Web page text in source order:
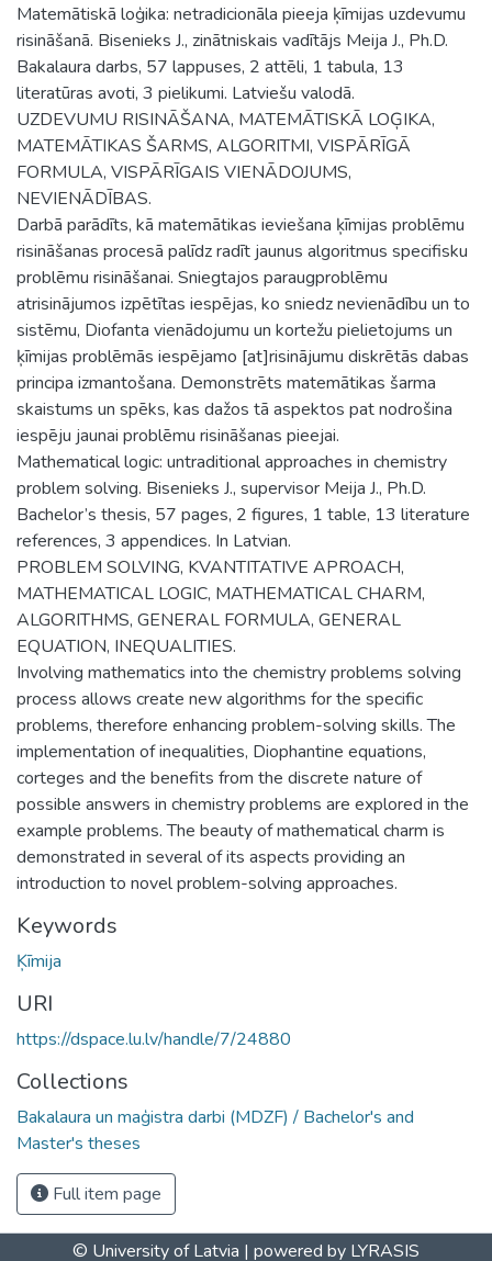
Matemātiskā loģika: netradicionāla pieeja ķīmijas uzdevumu
risināšanā. Bisenieks J., zinātniskais vadītājs Meija J., Ph.D.
Bakalaura darbs, 57 lappuses, 2 attēli, 1 tabula, 13
literatūras avoti, 3 pielikumi. Latviešu valodā.
UZDEVUMU RISINĀŠANA, MATEMĀTISKĀ LOĢIKA,
MATEMĀTIKAS ŠARMS, ALGORITMI, VISPĀRĪGĀ
FORMULA, VISPĀRĪGAIS VIENĀDOJUMS,
NEVIENĀDĪBAS.
Darbā parādīts, kā matemātikas ieviešana ķīmijas problēmu
risināšanas procesā palīdz radīt jaunus algoritmus specifisku
problēmu risināšanai. Sniegtajos paraugproblēmu
atrisinājumos izpētītas iespējas, ko sniedz nevienādību un to
sistēmu, Diofanta vienādojumu un kortežu pielietojums un
ķīmijas problēmās iespējamo [at]risinājumu diskrētās dabas
principa izmantošana. Demonstrēts matemātikas šarma
skaistums un spēks, kas dažos tā aspektos pat nodrošina
iespēju jaunai problēmu risināšanas pieejai.
Mathematical logic: untraditional approaches in chemistry
problem solving. Bisenieks J., supervisor Meija J., Ph.D.
Bachelor’s thesis, 57 pages, 2 figures, 1 table, 13 literature
references, 3 appendices. In Latvian.
PROBLEM SOLVING, KVANTITATIVE APROACH,
MATHEMATICAL LOGIC, MATHEMATICAL CHARM,
ALGORITHMS, GENERAL FORMULA, GENERAL
EQUATION, INEQUALITIES.
Involving mathematics into the chemistry problems solving
process allows create new algorithms for the specific
problems, therefore enhancing problem-solving skills. The
implementation of inequalities, Diophantine equations,
corteges and the benefits from the discrete nature of
possible answers in chemistry problems are explored in the
example problems. The beauty of mathematical charm is
demonstrated in several of its aspects providing an
introduction to novel problem-solving approaches.
Keywords
Ķīmija
URI
https://dspace.lu.lv/handle/7/24880
Collections
Bakalaura un maģistra darbi (MDZF) / Bachelor's and
Master's theses
Full item page
© University of Latvia | powered by LYRASIS